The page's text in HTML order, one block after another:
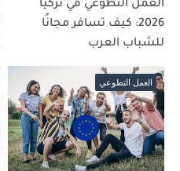
العمل التطوعي في تركيا
2026: كيف تسافر مجانًا
للشباب العرب
العمل التطوعي